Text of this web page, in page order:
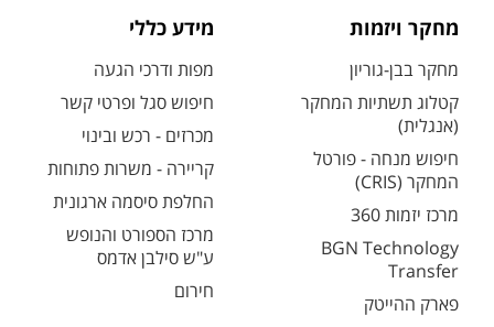
מחקר ויזמות
מחקר בבן-גוריון
קטלוג תשתיות המחקר
(אנגלית)
חיפוש מנחה - פורטל
המחקר (CRIS)
מרכז יזמות 360
BGN Technology
Transfer
פארק ההייטק
מידע כללי
מפות ודרכי הגעה
חיפוש סגל ופרטי קשר
מכרזים - רכש ובינוי
קריירה - משרות פתוחות
החלפת סיסמה ארגונית
מרכז הספורט והנופש
ע"ש סילבן אדמס
חירום